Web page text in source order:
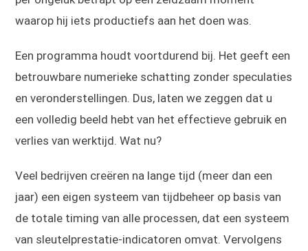
waarop hij iets productiefs aan het doen was.
Een programma houdt voortdurend bij. Het geeft een
betrouwbare numerieke schatting zonder speculaties
en veronderstellingen. Dus, laten we zeggen dat u
een volledig beeld hebt van het effectieve gebruik en
verlies van werktijd. Wat nu?
Veel bedrijven creëren na lange tijd (meer dan een
jaar) een eigen systeem van tijdbeheer op basis van
de totale timing van alle processen, dat een systeem
van sleutelprestatie-indicatoren omvat. Vervolgens